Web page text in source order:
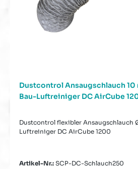
Dustcontrol Ansaugschlauch 10
Bau-Luftreiniger DC AirCube
Dustcontrol flexibler Ansaugschlauch Ø 250 mm für den Bau-
Luftreiniger DC AirCube 1200
Artikel-Nr.: SCP-DC-Schlauch250